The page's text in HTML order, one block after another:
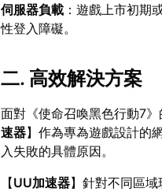
伺服器負載 ：遊戲上市初期
性登入障礙。
二. 高效解決方案
面對《使命召喚黑色行動7
速器】作為專為遊戲設計的
入失敗的具體原因。
【UU加速器】針對不同區